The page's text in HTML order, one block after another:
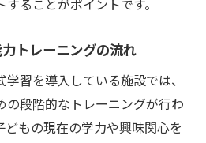
ることがポイントです。
トレーニングの流れ
習を導入している施設では、
の段階的なトレーニングが行わ
もの現在の学力や興味関心を